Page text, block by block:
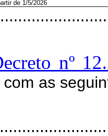
de 1/5/2026
nº
as